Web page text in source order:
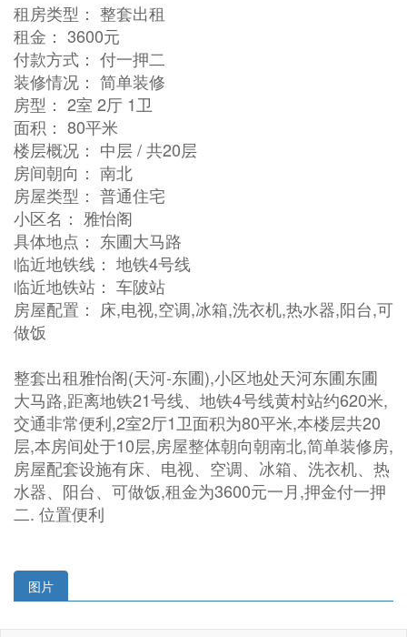
租房类型： 整套出租
租金： 3600元
付款方式： 付一押二
装修情况： 简单装修
房型： 2室 2厅 1卫
面积： 80平米
楼层概况： 中层 / 共20层
房间朝向： 南北
房屋类型： 普通住宅
小区名： 雅怡阁
具体地点： 东圃大马路
临近地铁线： 地铁4号线
临近地铁站： 车陂站
房屋配置： 床,电视,空调,冰箱,洗衣机,热水器,阳台,可
做饭
整套出租雅怡阁(天河-东圃),小区地处天河东圃东圃
大马路,距离地铁21号线、地铁4号线黄村站约620米,
交通非常便利,2室2厅1卫面积为80平米,本楼层共20
层,本房间处于10层,房屋整体朝向朝南北,简单装修房,
房屋配套设施有床、电视、空调、冰箱、洗衣机、热
水器、阳台、可做饭,租金为3600元一月,押金付一押
二. 位置便利
图片